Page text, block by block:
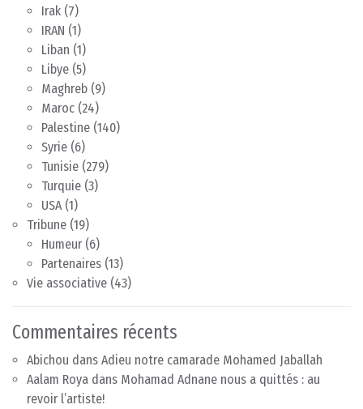
Irak (7)
IRAN (1)
Liban (1)
Libye (5)
Maghreb (9)
Maroc (24)
Palestine (140)
Syrie (6)
Tunisie (279)
Turquie (3)
USA(1)
Tribune (19)
Humeur (6)
Partenaires (13)
Vie associative (43)
Commentaires récents
Abichou dans Adieu notre camarade Mohamed Jaballah
Aalam Roya dans Mohamad Adnane nous a quittés : au
revoir l’artiste!